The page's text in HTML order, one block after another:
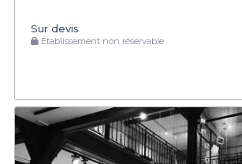
Sur devis
Établissement non réservable